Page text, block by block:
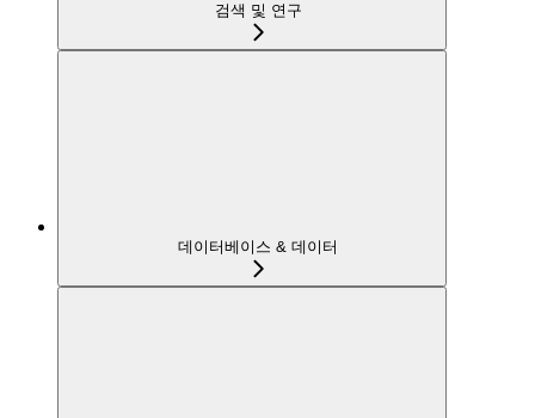
검색 및 연구
데이터베이스 & 데이터